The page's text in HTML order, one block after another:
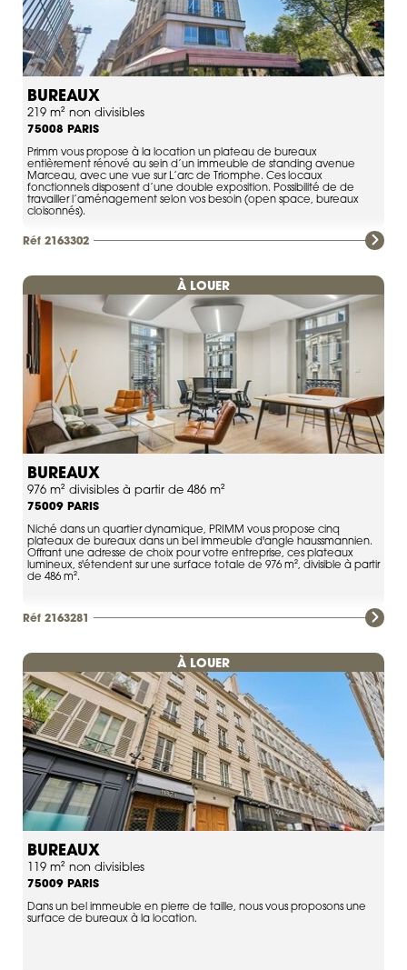
BUREAUX
219 m² non divisibles
75008 PARIS
Primm vous propose à la location un plateau de bureaux
entièrement rénové au sein d’un immeuble de standing avenue
Marceau, avec une vue sur L’arc de Triomphe. Ces locaux
fonctionnels disposent d’une double exposition. Possibilité de de
travailler l’aménagement selon vos besoin (open space, bureaux
cloisonnés).
Réf 2163302
À LOUER
BUREAUX
976 m² divisibles à partir de 486 m²
75009 PARIS
Niché dans un quartier dynamique, PRIMM vous propose cinq
plateaux de bureaux dans un bel immeuble d'angle haussmannien.
Offrant une adresse de choix pour votre entreprise, ces plateaux
lumineux, s'étendent sur une surface totale de 976 m², divisible à partir
de 486 m².
Réf 2163281
À LOUER
BUREAUX
119 m² non divisibles
75009 PARIS
Dans un bel immeuble en pierre de taille, nous vous proposons une
surface de bureaux à la location.